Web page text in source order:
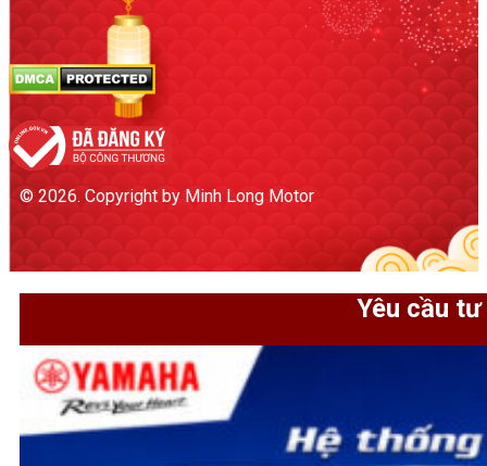
© 2026. Copyright by Minh Long Motor
Yêu cầu